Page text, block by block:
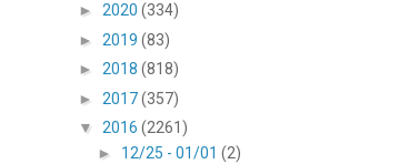
► 2020 (334)
► 2019 (83)
► 2018 (818)
► 2017(357)
▼ 2016 (2261)
► 12/25 - 01/01 (2)